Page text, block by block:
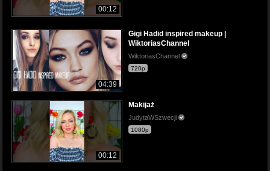
00:12
04:39
Gigi Hadid inspired makeup |
WiktoriasChannel
WiktoriasChannel
720p
00:12
Makijaż
JudytaWSzwecji
1080p